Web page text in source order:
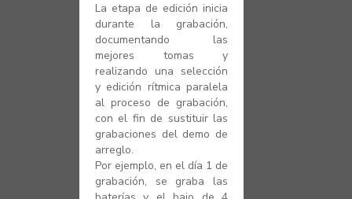
La etapa de edición inicia
durante la grabación,
documentando las
mejores tomas y
realizando una selección
y edición rítmica paralela
al proceso de grabación,
con el fin de sustituir las
grabaciones del demo de
arreglo.
Por ejemplo, en el día 1 de
grabación, se graba las